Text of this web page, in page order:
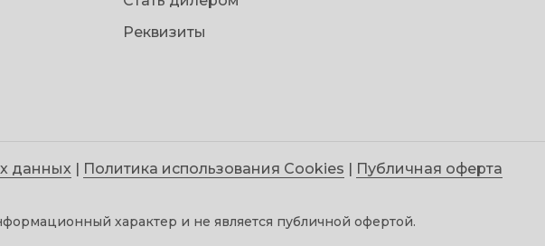
Реквизиты
данных | Политика использования Cookies | Публичная оферта
характер и не является публичной офертой.